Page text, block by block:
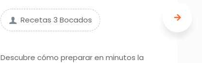
Recetas 3 Bocados
Descubre cómo preparar en minutos la